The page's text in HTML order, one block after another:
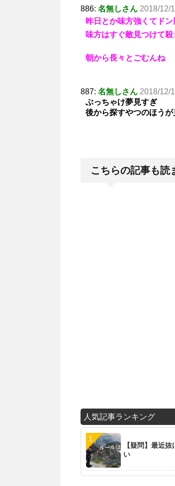
886: 名無しさん 2018/12/
昨日とか味方強くてド
味方はすぐ敵見つけて
朝から長々とごむんね
887: 名無しさん 2018/12/
ぶっちゃけ夢見すぎ
後から探すやつのほう
こちらの記事も読
人気記事ランキング
【疑問】最近
い